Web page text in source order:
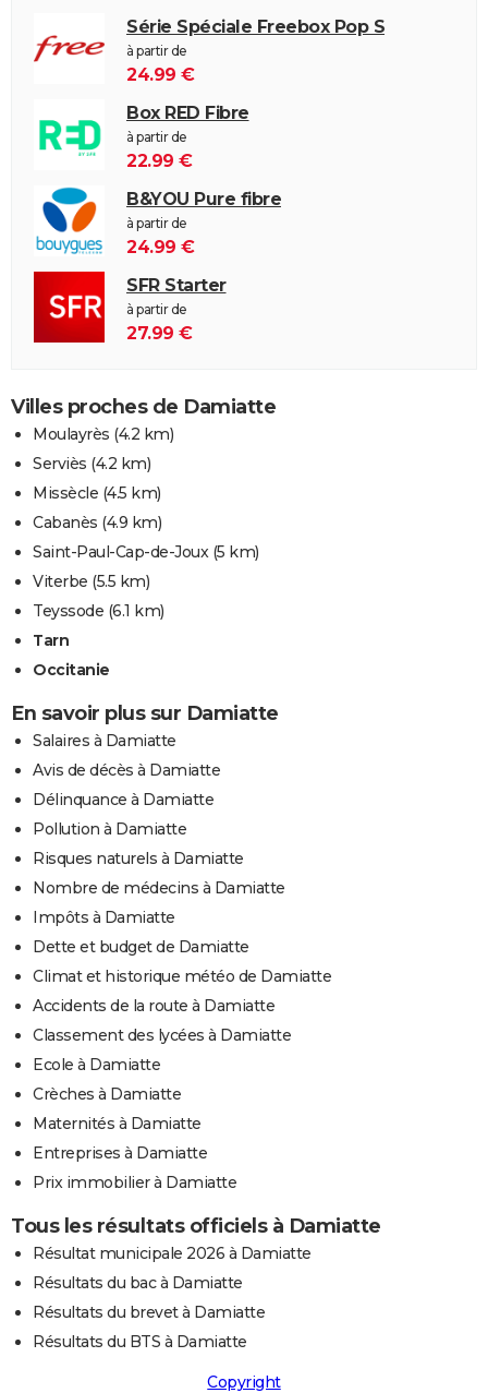
Série Spéciale Freebox Pop S
à partir de
24.99 €
Box RED Fibre
à partir de
22.99 €
B&YOU Pure fibre
à partir de
24.99 €
SFR Starter
à partir de
27.99 €
Villes proches de Damiatte
Moulayrès (4.2 km)
Serviès (4.2 km)
Missècle (4.5 km)
Cabanès (4.9 km)
Saint-Paul-Cap-de-Joux (5 km)
Viterbe (5.5 km)
Teyssode (6.1 km)
Tarn
Occitanie
En savoir plus sur Damiatte
Salaires à Damiatte
Avis de décès à Damiatte
Délinquance à Damiatte
Pollution à Damiatte
Risques naturels à Damiatte
Nombre de médecins à Damiatte
Impôts à Damiatte
Dette et budget de Damiatte
Climat et historique météo de Damiatte
Accidents de la route à Damiatte
Classement des lycées à Damiatte
Ecole à Damiatte
Crèches à Damiatte
Maternités à Damiatte
Entreprises à Damiatte
Prix immobilier à Damiatte
Tous les résultats officiels à Damiatte
Résultat municipale 2026 à Damiatte
Résultats du bac à Damiatte
Résultats du brevet à Damiatte
Résultats du BTS à Damiatte
Copyright